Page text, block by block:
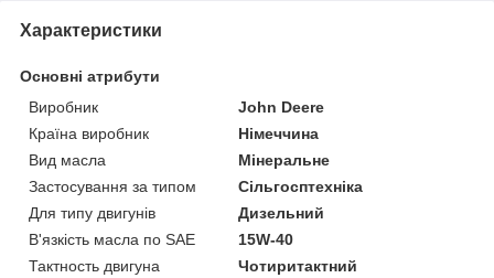
Характеристики
Основні атрибути
Виробник
John Deere
Країна виробник
Німеччина
Вид масла
Мінеральне
Застосування за типом
Сільгосптехніка
Для типу двигунів
Дизельний
В'язкість масла по SAE
15W-40
Тактность двигуна
Чотиритактний